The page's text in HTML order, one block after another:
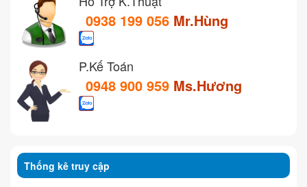
0938 199 056 Mr.Hùng
P.Kế Toán
0948 900 959 Ms.Hương
Thống kê truy cập